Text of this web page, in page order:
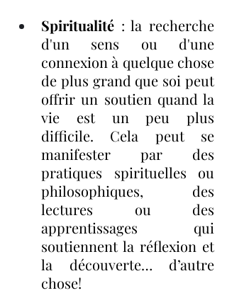
Spiritualité : la recherche
d'un sens ou d'une
connexion à quelque chose
de plus grand que soi peut
offrir un soutien quand la
vie est un peu plus
difficile. Cela peut se
manifester par des
pratiques spirituelles ou
philosophiques, des
lectures ou des
apprentissages qui
soutiennent la réflexion et
la découverte… d’autre
chose!